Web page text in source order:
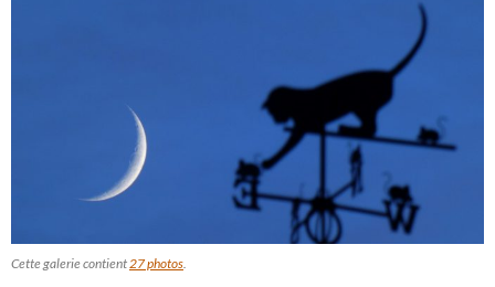
Cette galerie contient 27 photos